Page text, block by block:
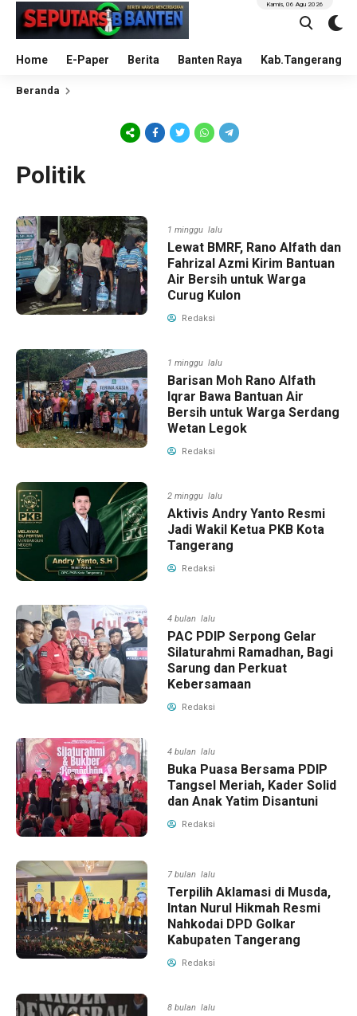
Home E-Paper Berita Banten Raya Kab.Tangerang
Kamis, 06 Agu 2026
Beranda
Politik
1 minggu lalu
Lewat BMRF, Rano Alfath dan
Fahrizal Azmi Kirim Bantuan
Air Bersih untuk Warga
Curug Kulon
Redaksi
1 minggu lalu
Barisan Moh Rano Alfath
Iqrar Bawa Bantuan Air
Bersih untuk Warga Serdang
Wetan Legok
Redaksi
2 minggu lalu
Aktivis Andry Yanto Resmi
Jadi Wakil Ketua PKB Kota
Tangerang
Redaksi
4 bulan lalu
PAC PDIP Serpong Gelar
Silaturahmi Ramadhan, Bagi
Sarung dan Perkuat
Kebersamaan
Redaksi
4 bulan lalu
Buka Puasa Bersama PDIP
Tangsel Meriah, Kader Solid
dan Anak Yatim Disantuni
Redaksi
7 bulan lalu
Terpilih Aklamasi di Musda,
Intan Nurul Hikmah Resmi
Nahkodai DPD Golkar
Kabupaten Tangerang
Redaksi
8 bulan lalu